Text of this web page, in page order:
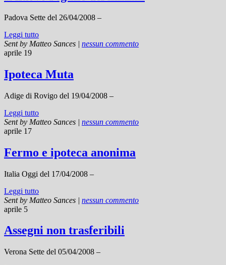
Padova Sette del 26/04/2008 –
Leggi tutto
Sent by Matteo Sances | nessun commento
aprile 19
Ipoteca Muta
Adige di Rovigo del 19/04/2008 –
Leggi tutto
Sent by Matteo Sances | nessun commento
aprile 17
Fermo e ipoteca anonima
Italia Oggi del 17/04/2008 –
Leggi tutto
Sent by Matteo Sances | nessun commento
aprile 5
Assegni non trasferibili
Verona Sette del 05/04/2008 –